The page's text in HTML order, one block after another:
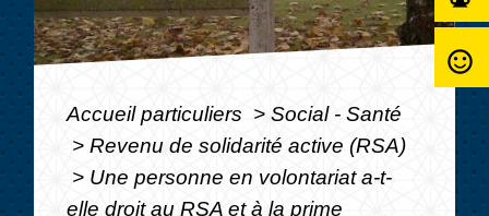
Accueil particuliers > Social - Santé
> Revenu de solidarité active (RSA)
> Une personne en volontariat a-t-
elle droit au RSA et à la prime
sentiment_satisfied_alt